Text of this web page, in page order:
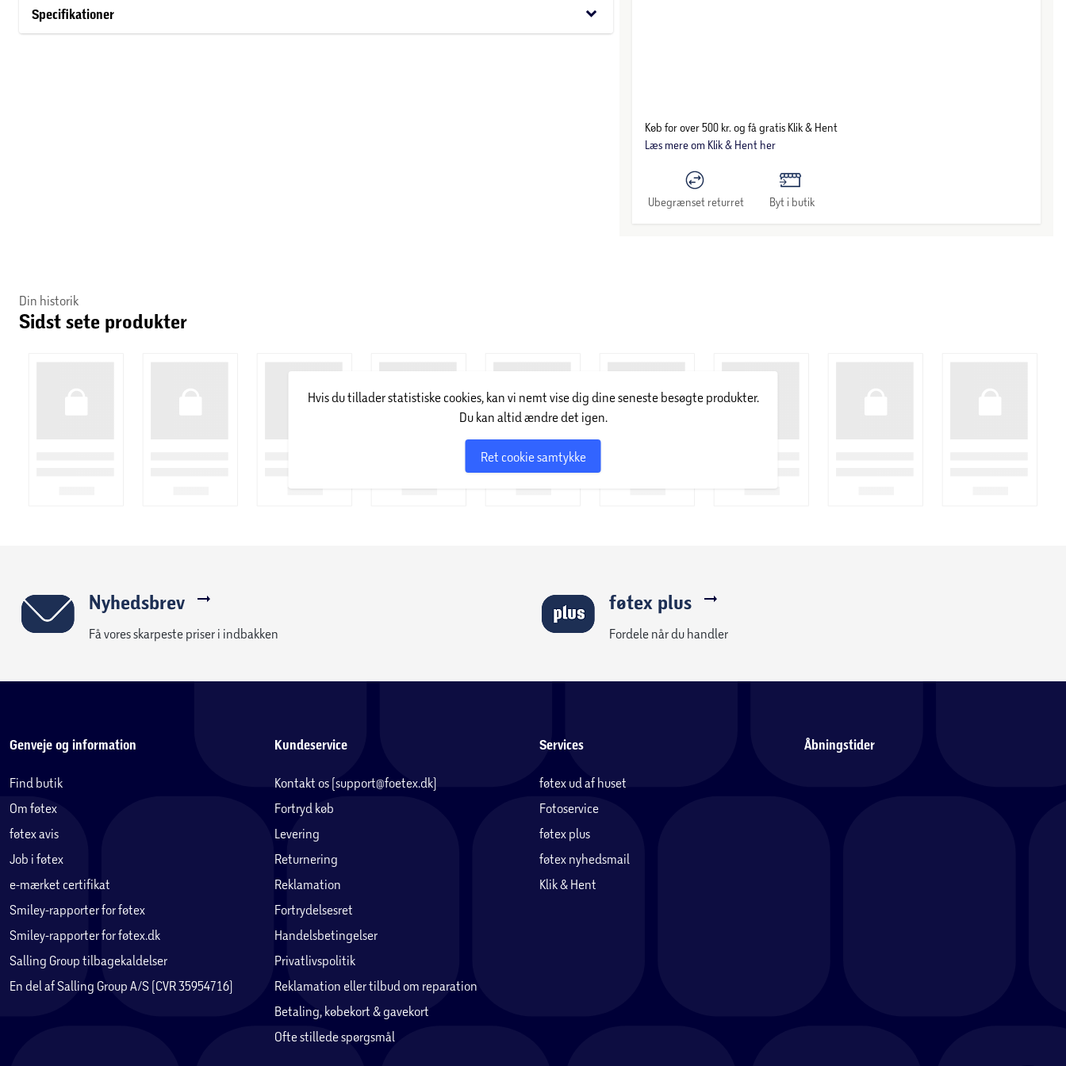
glad, trist, bange.
Specifikationer keyboard_arrow_down
Køb for over 500 kr. og få gratis Klik & Hent
Læs mere om Klik & Hent her
Ubegrænset returret Byt i butik
Din historik
Sidst sete produkter
Hvis du tillader statistiske cookies, kan vi nemt vise dig dine seneste besøgte produkter.
Du kan altid ændre det igen.
Ret cookie samtykke
Nyhedsbrev
Få vores skarpeste priser i indbakken
føtex plus
Fordele når du handler
Genveje og information
Find butik
Om føtex
føtex avis
Job i føtex
e-mærket certifikat
Smiley-rapporter for føtex
Smiley-rapporter for føtex.dk
Salling Group tilbagekaldelser
En del af Salling Group A/S (CVR 35954716)
Kundeservice
Kontakt os (support@foetex.dk)
Fortryd køb
Levering
Returnering
Reklamation
Fortrydelsesret
Handelsbetingelser
Privatlivspolitik
Reklamation eller tilbud om reparation
Betaling, købekort & gavekort
Ofte stillede spørgsmål
Services
føtex ud af huset
Fotoservice
føtex plus
føtex nyhedsmail
Klik & Hent
Åbningstider